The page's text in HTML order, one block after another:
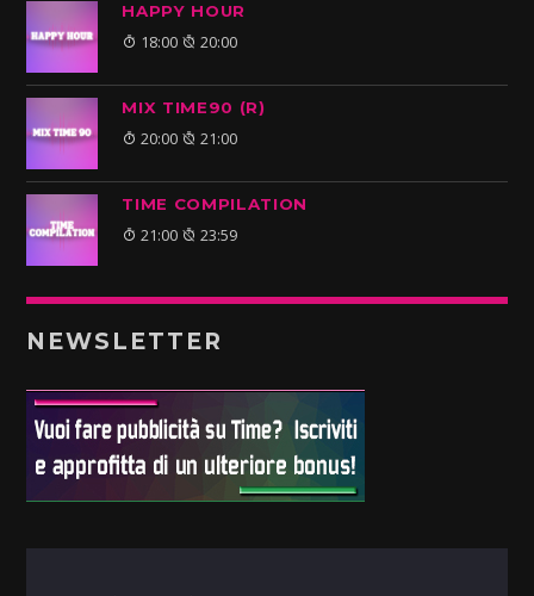
HAPPY HOUR
18:00 20:00
MIX TIME90 (R)
20:00 21:00
TIME COMPILATION
21:00 23:59
NEWSLETTER